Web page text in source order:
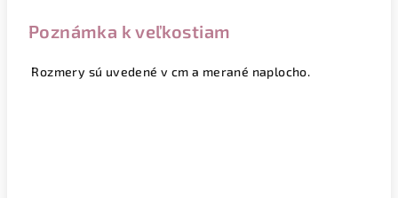
Poznámka k veľkostiam
Rozmery sú uvedené v cm a merané naplocho.